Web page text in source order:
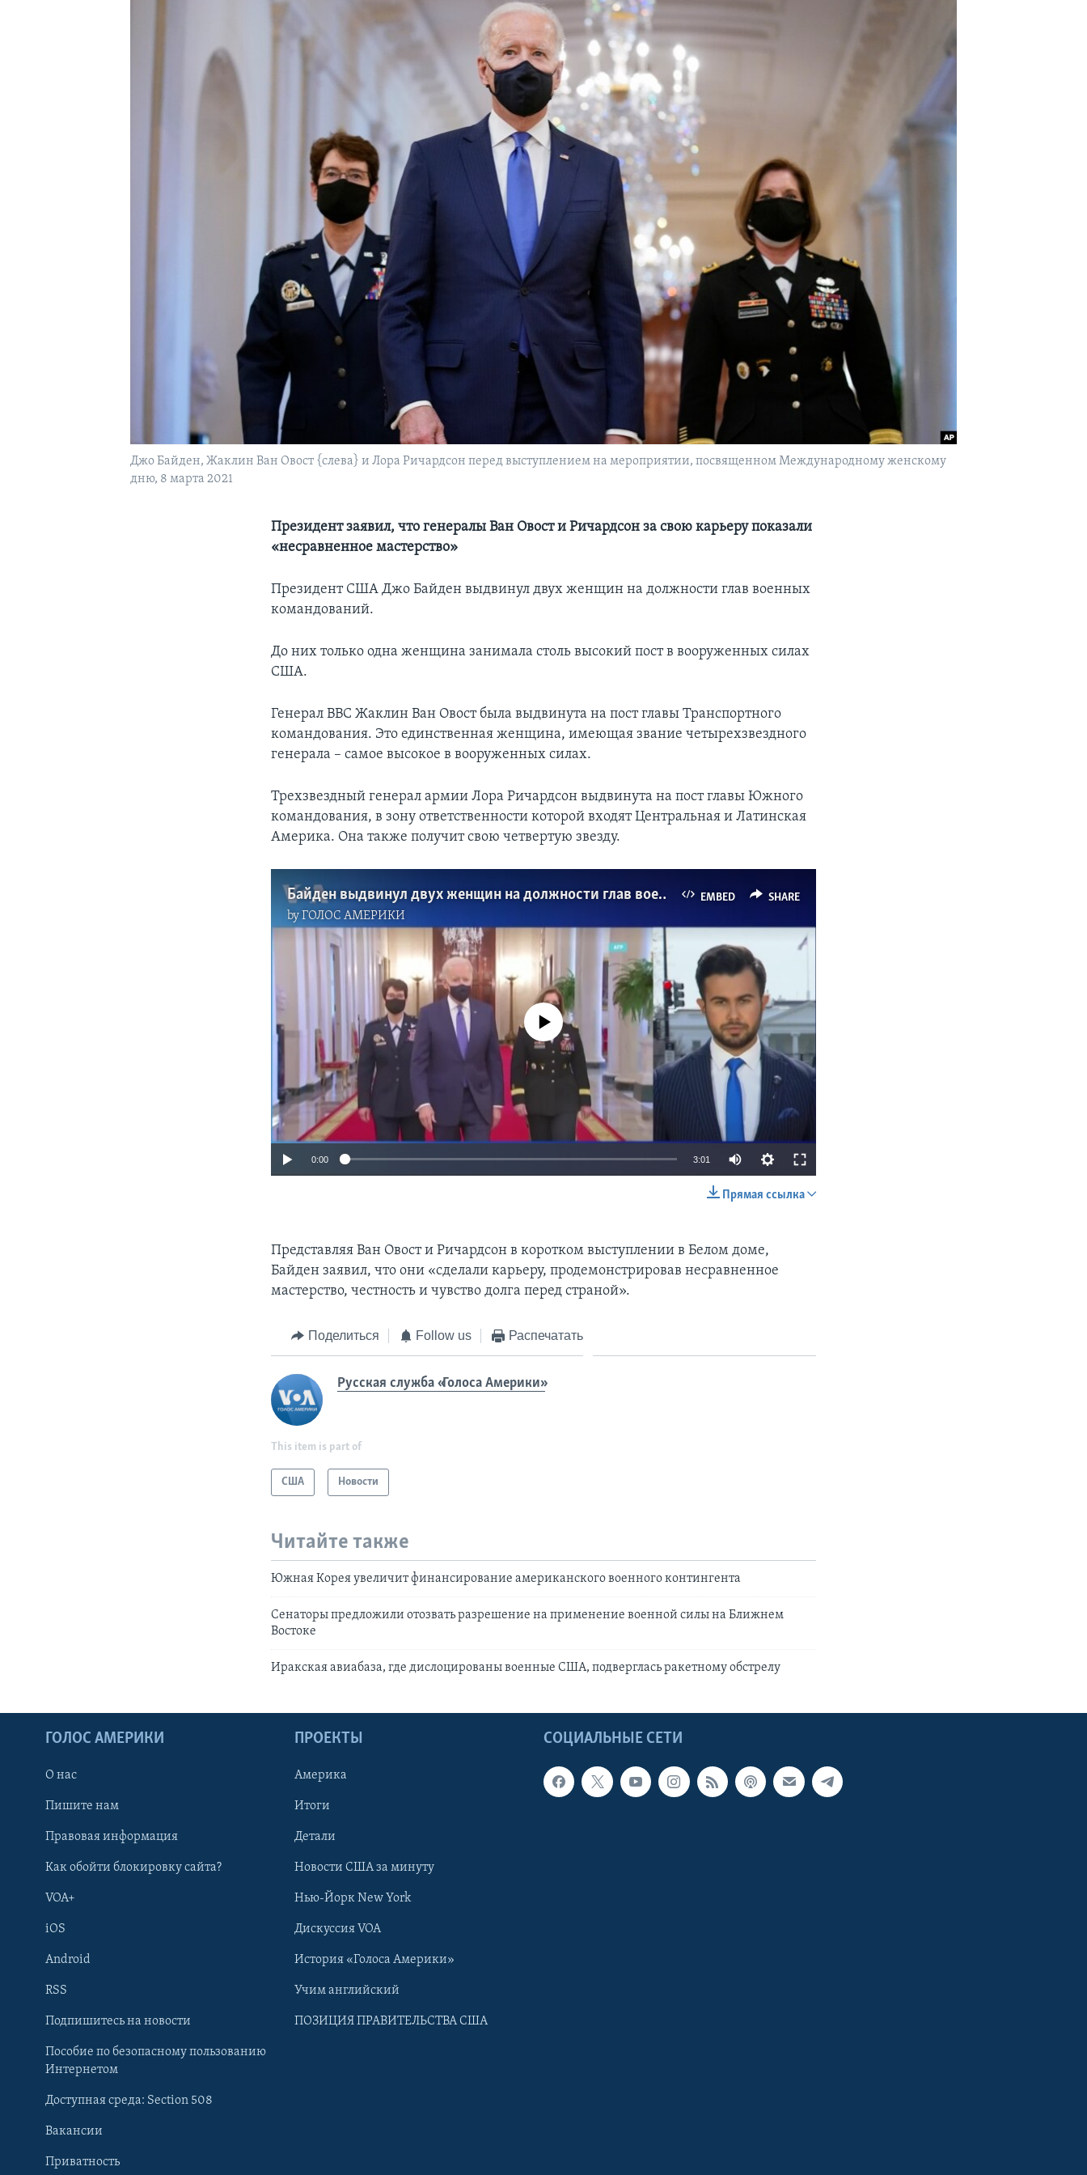
Learning English
Языки
Джо Байден, Жаклин Ван Овост {слева} и Лора Ричардсон перед выступлением на мероприятии, посвященном Международному женскому
дню, 8 марта 2021
Президент заявил, что генералы Ван Овост и Ричардсон за свою карьеру показали
«несравненное мастерство»
Президент США Джо Байден выдвинул двух женщин на должности глав военных
командований.
До них только одна женщина занимала столь высокий пост в вооруженных силах
США.
Генерал ВВС Жаклин Ван Овост была выдвинута на пост главы Транспортного
командования. Это единственная женщина, имеющая звание четырехзвездного
генерала – самое высокое в вооруженных силах.
Трехзвездный генерал армии Лора Ричардсон выдвинута на пост главы Южного
командования, в зону ответственности которой входят Центральная и Латинская
Америка. Она также получит свою четвертую звезду.
EMBED SHARE
Байден выдвинул двух женщин на должности глав военных командований
byГОЛОС АМЕРИКИ
No media source currently available
0:00 3:01
Прямая ссылка
Представляя Ван Овост и Ричардсон в коротком выступлении в Белом доме,
Байден заявил, что они «сделали карьеру, продемонстрировав несравненное
мастерство, честность и чувство долга перед страной».
Поделиться Follow us Распечатать
Русская служба «Голоса Америки»
This item is part of
США Новости
Читайте также
Южная Корея увеличит финансирование американского военного контингента
Сенаторы предложили отозвать разрешение на применение военной силы на Ближнем
Востоке
Иракская авиабаза, где дислоцированы военные США, подверглась ракетному обстрелу
СОЦИАЛЬНЫЕ СЕТИ
ГОЛОС АМЕРИКИ
О нас
Пишите нам
Правовая информация
Как обойти блокировку сайта?
VOA+
iOS
Android
RSS
Подпишитесь на новости
Пособие по безопасному пользованию
Интернетом
Доступная среда: Section 508
Вакансии
Приватность
ПРОЕКТЫ
Америка
Итоги
Детали
Новости США за минуту
Нью-Йорк New York
Дискуссия VOA
История «Голоса Америки»
Учим английский
ПОЗИЦИЯ ПРАВИТЕЛЬСТВА США